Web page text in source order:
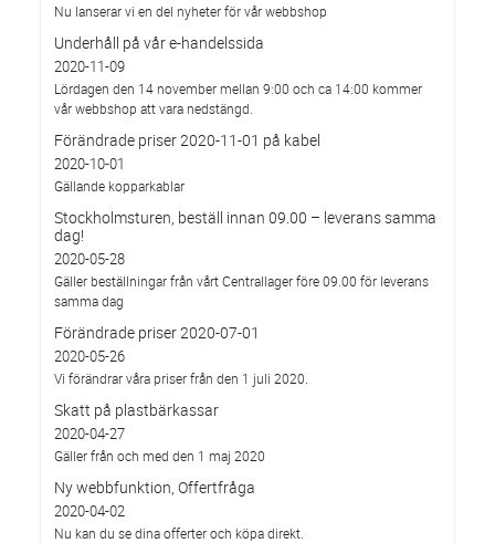
Nu lanserar vi en del nyheter för vår webbshop
Underhåll på vår e-handelssida
2020-11-09
Lördagen den 14 november mellan 9:00 och ca 14:00 kommer
vår webbshop att vara nedstängd.
Förändrade priser 2020-11-01 på kabel
2020-10-01
Gällande kopparkablar
Stockholmsturen, beställ innan 09.00 – leverans samma
dag!
2020-05-28
Gäller beställningar från vårt Centrallager före 09.00 för leverans
samma dag
Förändrade priser 2020-07-01
2020-05-26
Vi förändrar våra priser från den 1 juli 2020.
Skatt på plastbärkassar
2020-04-27
Gäller från och med den 1 maj 2020
Ny webbfunktion, Offertfråga
2020-04-02
Nu kan du se dina offerter och köpa direkt.